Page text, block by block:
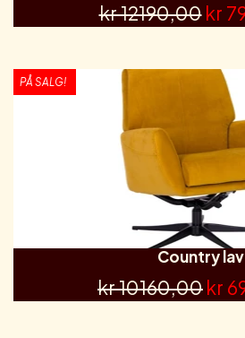
kr 12190,00 kr
PÅ SALG!
Country lav
kr 10160,00kr